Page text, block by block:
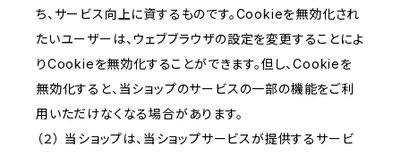
ち、サービス向上に資するものです。Cookieを無効化され
たいユーザーは、ウェブブラウザの設定を変更することによ
りCookieを無効化することができます。但し、Cookieを
無効化すると、当ショップのサービスの一部の機能をご利
用いただけなくなる場合があります。
（２） 当ショップは、当ショップサービスが提供するサービ